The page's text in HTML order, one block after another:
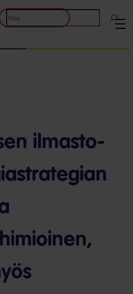
ilmasto-